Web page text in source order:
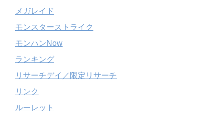
メガレイド
モンスターストライク
モンハンNow
ランキング
リサーチデイ／限定リサーチ
リンク
ルーレット